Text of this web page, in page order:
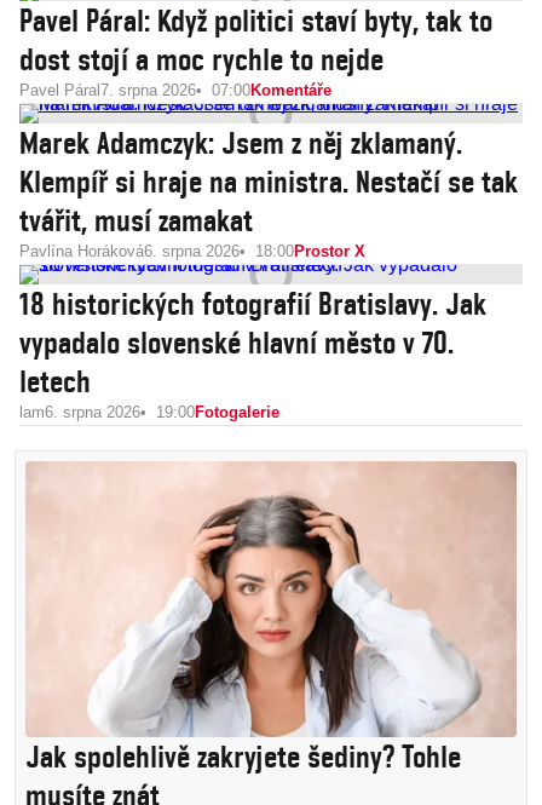
Pavel Páral: Když politici staví byty, tak to
dost stojí a moc rychle to nejde
Pavel Páral 7. srpna 2026 07:00Komentáře
Marek Adamczyk: Jsem z něj zklamaný.
Klempíř si hraje na ministra. Nestačí se tak
tvářit, musí zamakat
Pavlína Horáková6. srpna 2026 18:00Prostor X
18 historických fotografií Bratislavy. Jak
vypadalo slovenské hlavní město v 70.
letech
lam6. srpna 2026 19:00Fotogalerie
Jak spolehlivě zakryjete šediny? Tohle
musíte znát